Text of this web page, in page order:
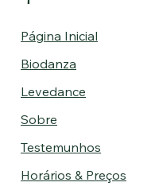
Página Inicial
Biodanza
Levedance
Sobre
Testemunhos
Horários & Preços